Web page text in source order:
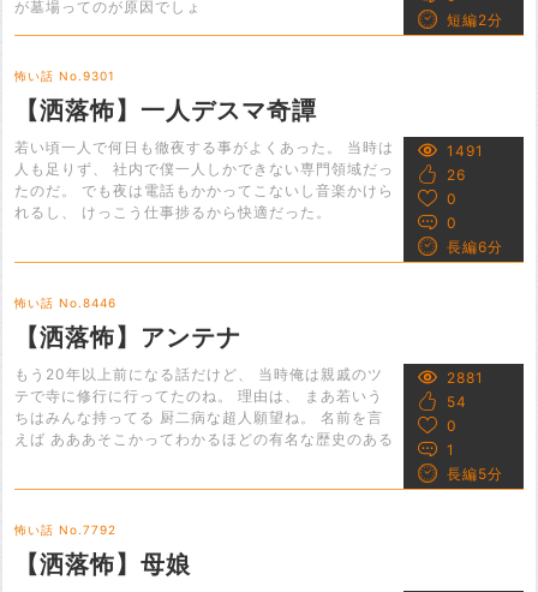
が墓場ってのが原因でしょ
短編2分
怖い話 No.9301
【洒落怖】一人デスマ奇譚
若い頃一人で何日も徹夜する事がよくあった。 当時は
人も足りず、 社内で僕一人しかできない専門領域だっ
たのだ。 でも夜は電話もかかってこないし音楽かけら
れるし、 けっこう仕事捗るから快適だった。 
1491
26
0
0
長編6分
怖い話 No.8446
【洒落怖】アンテナ
もう20年以上前になる話だけど、 当時俺は親戚のツ
テで寺に修行に行ってたのね。 理由は、 まあ若いう
ちはみんな持ってる 厨二病な超人願望ね。 名前を言
えば あああそこかってわかるほどの有名な歴史のある
2881
54
0
1
長編5分
怖い話 No.7792
【洒落怖】母娘